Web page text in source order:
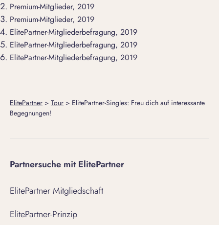
Premium-Mitglieder, 2019
Premium-Mitglieder, 2019
ElitePartner-Mitgliederbefragung, 2019
ElitePartner-Mitgliederbefragung, 2019
ElitePartner-Mitgliederbefragung, 2019
ElitePartner > Tour > ElitePartner-Singles: Freu dich auf interessante
Begegnungen!
Partnersuche mit ElitePartner
ElitePartner Mitgliedschaft
ElitePartner-Prinzip